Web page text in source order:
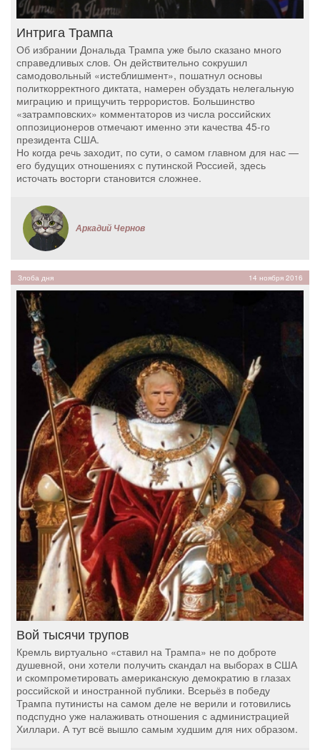
Интрига Трампа
Об избрании Дональда Трампа уже было сказано много
справедливых слов. Он действительно сокрушил
самодовольный «истеблишмент», пошатнул основы
политкорректного диктата, намерен обуздать нелегальную
миграцию и прищучить террористов. Большинство
«затрамповских» комментаторов из числа российских
оппозиционеров отмечают именно эти качества 45-го
президента США.
Но когда речь заходит, по сути, о самом главном для нас —
его будущих отношениях с путинской Россией, здесь
источать восторги становится сложнее.
Аркадий Чернов
Злоба дня 14 ноября 2016
Вой тысячи трупов
Кремль виртуально «ставил на Трампа» не по доброте
душевной, они хотели получить скандал на выборах в США
и скомпрометировать американскую демократию в глазах
российской и иностранной публики. Всерьёз в победу
Трампа путинисты на самом деле не верили и готовились
подспудно уже налаживать отношения с администрацией
Хиллари. А тут всё вышло самым худшим для них образом.